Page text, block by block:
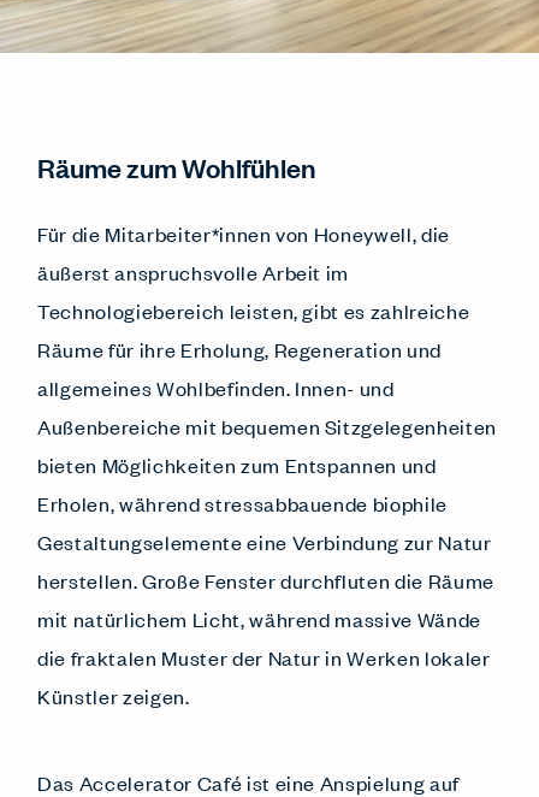
Räume zum Wohlfühlen
Für die Mitarbeiter*innen von Honeywell, die
äußerst anspruchsvolle Arbeit im
Technologiebereich leisten, gibt es zahlreiche
Räume für ihre Erholung, Regeneration und
allgemeines Wohlbefinden. Innen- und
Außenbereiche mit bequemen Sitzgelegenheiten
bieten Möglichkeiten zum Entspannen und
Erholen, während stressabbauende biophile
Gestaltungselemente eine Verbindung zur Natur
herstellen. Große Fenster durchfluten die Räume
mit natürlichem Licht, während massive Wände
die fraktalen Muster der Natur in Werken lokaler
Künstler zeigen.
Das Accelerator Café ist eine Anspielung auf